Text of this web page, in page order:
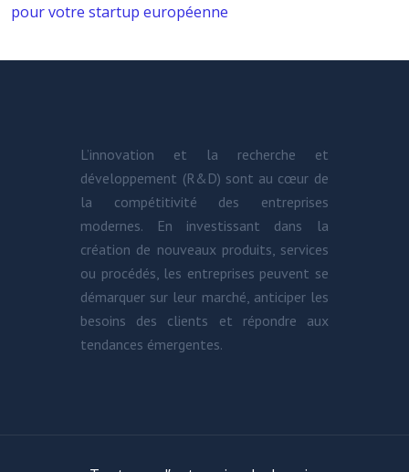
pour votre startup européenne
L’innovation et la recherche et
développement (R&D) sont au cœur de
la compétitivité des entreprises
modernes. En investissant dans la
création de nouveaux produits, services
ou procédés, les entreprises peuvent se
démarquer sur leur marché, anticiper les
besoins des clients et répondre aux
tendances émergentes.